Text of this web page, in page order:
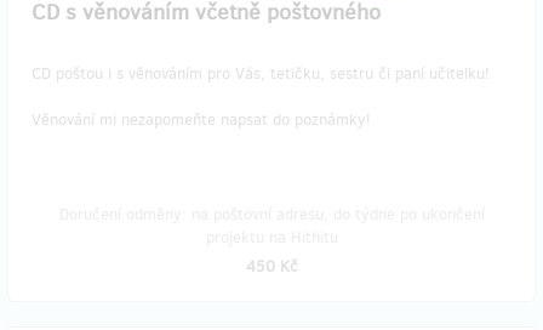
CD s věnováním včetně poštovného
CD poštou i s věnováním pro Vás, tetičku, sestru či paní učitelku!
Věnování mi nezapomeňte napsat do poznámky!
450 Kč